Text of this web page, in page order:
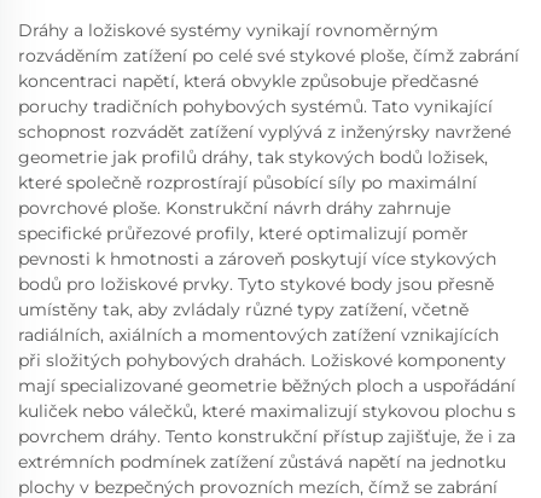
Dráhy a ložiskové systémy vynikají rovnoměrným
rozváděním zatížení po celé své stykové ploše, čímž zabrání
koncentraci napětí, která obvykle způsobuje předčasné
poruchy tradičních pohybových systémů. Tato vynikající
schopnost rozvádět zatížení vyplývá z inženýrsky navržené
geometrie jak profilů dráhy, tak stykových bodů ložisek,
které společně rozprostírají působící síly po maximální
povrchové ploše. Konstrukční návrh dráhy zahrnuje
specifické průřezové profily, které optimalizují poměr
pevnosti k hmotnosti a zároveň poskytují více stykových
bodů pro ložiskové prvky. Tyto stykové body jsou přesně
umístěny tak, aby zvládaly různé typy zatížení, včetně
radiálních, axiálních a momentových zatížení vznikajících
při složitých pohybových drahách. Ložiskové komponenty
mají specializované geometrie běžných ploch a uspořádání
kuliček nebo válečků, které maximalizují stykovou plochu s
povrchem dráhy. Tento konstrukční přístup zajišťuje, že i za
extrémních podmínek zatížení zůstává napětí na jednotku
plochy v bezpečných provozních mezích, čímž se zabrání